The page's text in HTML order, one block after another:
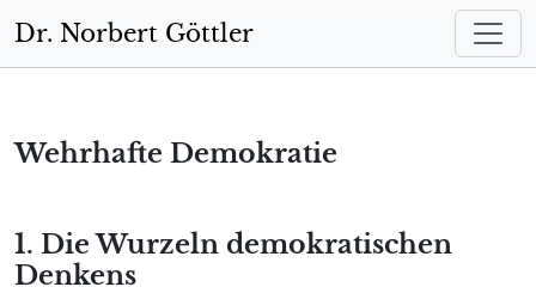
Zum Hauptinhalt springen
Dr. Norbert Göttler
Wehrhafte Demokratie
1. Die Wurzeln demokratischen
Denkens